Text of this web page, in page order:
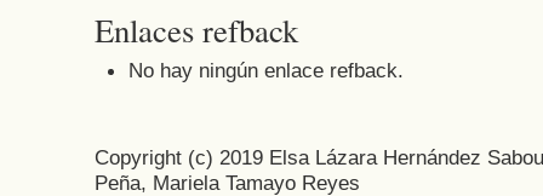
Enlaces refback
No hay ningún enlace refback.
Copyright (c) 2019 Elsa Lázara Hernández
Peña, Mariela Tamayo Reyes